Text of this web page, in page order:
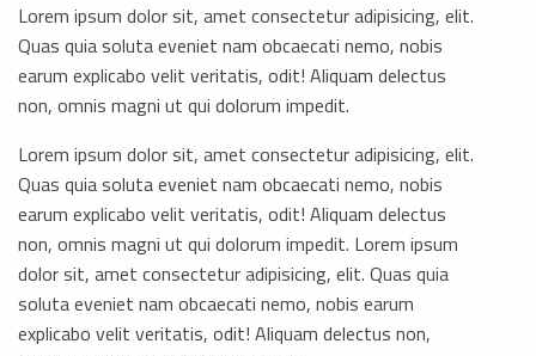
Lorem ipsum dolor sit, amet consectetur adipisicing, elit.
Quas quia soluta eveniet nam obcaecati nemo, nobis
earum explicabo velit veritatis, odit! Aliquam delectus
non, omnis magni ut qui dolorum impedit.
Lorem ipsum dolor sit, amet consectetur adipisicing, elit.
Quas quia soluta eveniet nam obcaecati nemo, nobis
earum explicabo velit veritatis, odit! Aliquam delectus
non, omnis magni ut qui dolorum impedit. Lorem ipsum
dolor sit, amet consectetur adipisicing, elit. Quas quia
soluta eveniet nam obcaecati nemo, nobis earum
explicabo velit veritatis, odit! Aliquam delectus non,